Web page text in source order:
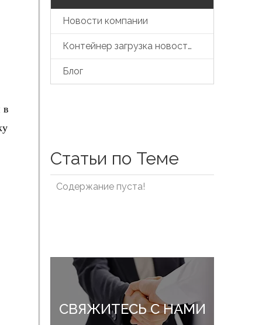
в
Новости компании
Контейнер загрузка новостей
Блог
Статьи по Теме
Содержание пуста!
СВЯЖИТЕСЬ С НАМИ